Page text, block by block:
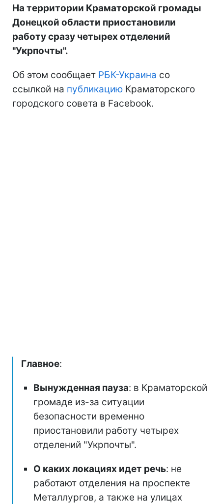
На территории Краматорской громады
Донецкой области приостановили
работу сразу четырех отделений
"Укрпочты".
Об этом сообщает РБК-Украина со
ссылкой на публикацию Краматорского
городского совета в Facebook.
Главное:
Вынужденная пауза: в Краматорской
громаде из-за ситуации
безопасности временно
приостановили работу четырех
отделений "Укрпочты".
О каких локациях идет речь: не
работают отделения на проспекте
Металлургов, а также на улицах